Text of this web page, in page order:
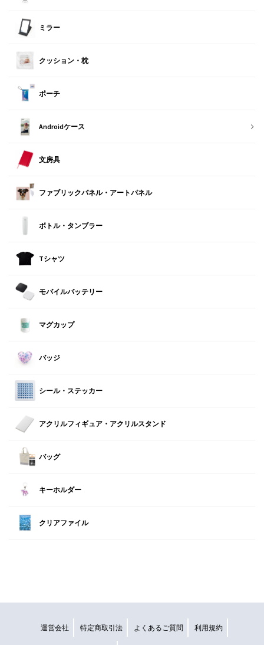
ミラー
クッション・枕
ポーチ
Androidケース
文房具
ファブリックパネル・アートパネル
ボトル・タンブラー
Tシャツ
モバイルバッテリー
マグカップ
バッジ
シール・ステッカー
アクリルフィギュア・アクリルスタンド
バッグ
キーホルダー
クリアファイル
運営会社 特定商取引法 よくあるご質問 利用規約